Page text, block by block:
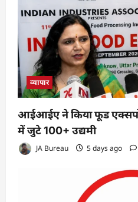
व्यापार
आईआईए ने किया फूड
में जुटे 100+ उद्यमी
JA Bureau 5 days ago